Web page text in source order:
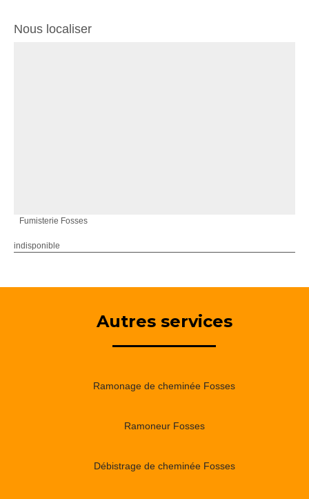
Nous localiser
Fumisterie Fosses
indisponible
Autres services
Ramonage de cheminée Fosses
Ramoneur Fosses
Débistrage de cheminée Fosses